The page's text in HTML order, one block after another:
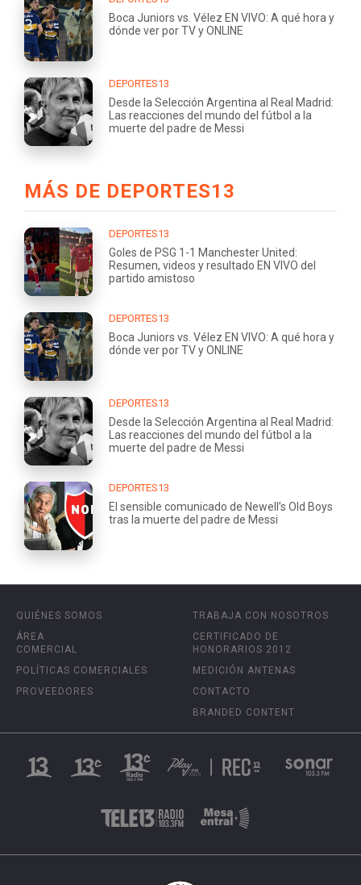
Boca Juniors vs. Vélez EN VIVO: A qué hora y
dónde ver por TV y ONLINE
DEPORTES13
Desde la Selección Argentina al Real Madrid:
Las reacciones del mundo del fútbol a la
muerte del padre de Messi
MÁS DE DEPORTES13
DEPORTES13
Goles de PSG 1-1 Manchester United:
Resumen, videos y resultado EN VIVO del
partido amistoso
DEPORTES13
Boca Juniors vs. Vélez EN VIVO: A qué hora y
dónde ver por TV y ONLINE
DEPORTES13
Desde la Selección Argentina al Real Madrid:
Las reacciones del mundo del fútbol a la
muerte del padre de Messi
DEPORTES13
El sensible comunicado de Newell’s Old Boys
tras la muerte del padre de Messi
QUIÉNES SOMOS
ÁREA
COMERCIAL
POLÍTICAS COMERCIALES
PROVEEDORES
TRABAJA CON NOSOTROS
CERTIFICADO DE
HONORARIOS 2012
MEDICIÓN ANTENAS
CONTACTO
BRANDED CONTENT